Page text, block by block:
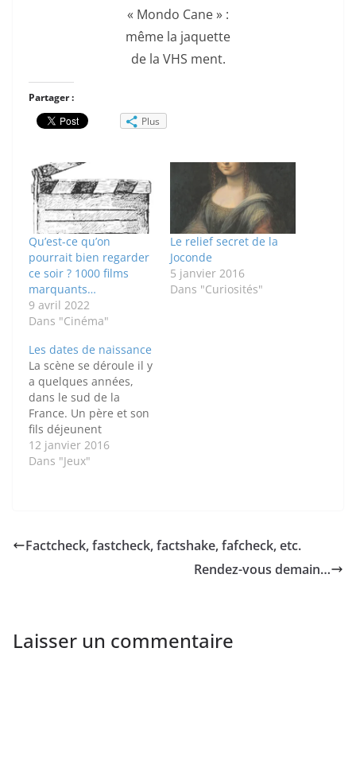
« Mondo Cane » :
même la jaquette
de la VHS ment.
Partager :
Plus
Qu’est-ce qu’on
pourrait bien regarder
ce soir ? 1000 films
marquants…
9 avril 2022
Dans "Cinéma"
Le relief secret de la
Joconde
5 janvier 2016
Dans "Curiosités"
Les dates de naissance
La scène se déroule il y
a quelques années,
dans le sud de la
France. Un père et son
fils déjeunent
ensemble. –
Aujourd’hui, c’est
vais lui remettre tout à
l’heure, je me suis…
12 janvier 2016
Dans "Jeux"
Factcheck, fastcheck, factshake, fafcheck, etc.
Rendez-vous demain…
Laisser un commentaire